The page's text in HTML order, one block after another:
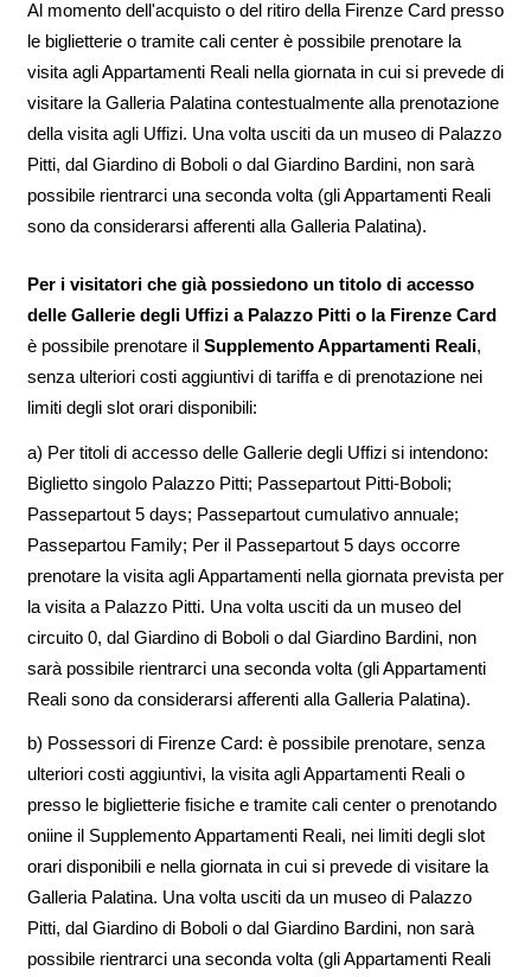
Al momento dell'acquisto o del ritiro della Firenze Card presso
le biglietterie o tramite cali center è possibile prenotare la
visita agli Appartamenti Reali nella giornata in cui si prevede di
visitare la Galleria Palatina contestualmente alla prenotazione
della visita agli Uffizi. Una volta usciti da un museo di Palazzo
Pitti, dal Giardino di Boboli o dal Giardino Bardini, non sarà
possibile rientrarci una seconda volta (gli Appartamenti Reali
sono da considerarsi afferenti alla Galleria Palatina).
Per i visitatori che già possiedono un titolo di accesso
delle Gallerie degli Uffizi a Palazzo Pitti o la Firenze Card
è possibile prenotare il Supplemento Appartamenti Reali,
senza ulteriori costi aggiuntivi di tariffa e di prenotazione nei
limiti degli slot orari disponibili:
a) Per titoli di accesso delle Gallerie degli Uffizi si intendono:
Biglietto singolo Palazzo Pitti; Passepartout Pitti-Boboli;
Passepartout 5 days; Passepartout cumulativo annuale;
Passepartou Family; Per il Passepartout 5 days occorre
prenotare la visita agli Appartamenti nella giornata prevista per
la visita a Palazzo Pitti. Una volta usciti da un museo del
circuito 0, dal Giardino di Boboli o dal Giardino Bardini, non
sarà possibile rientrarci una seconda volta (gli Appartamenti
Reali sono da considerarsi afferenti alla Galleria Palatina).
b) Possessori di Firenze Card: è possibile prenotare, senza
ulteriori costi aggiuntivi, la visita agli Appartamenti Reali o
presso le biglietterie fisiche e tramite cali center o prenotando
oniine il Supplemento Appartamenti Reali, nei limiti degli slot
orari disponibili e nella giornata in cui si prevede di visitare la
Galleria Palatina. Una volta usciti da un museo di Palazzo
Pitti, dal Giardino di Boboli o dal Giardino Bardini, non sarà
possibile rientrarci una seconda volta (gli Appartamenti Reali